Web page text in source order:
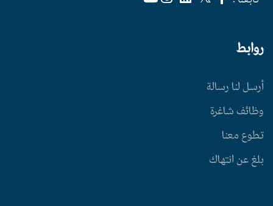
روابط
أرسل لنا رسالة
وظائف شاغرة
تطوع معنا
بلغ عن انتهاك